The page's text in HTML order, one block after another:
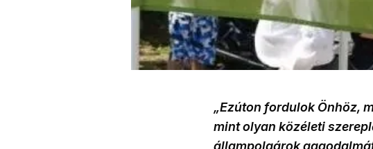
„Ezúton fordulok Önhöz,
mint olyan közéleti
állampolgárok